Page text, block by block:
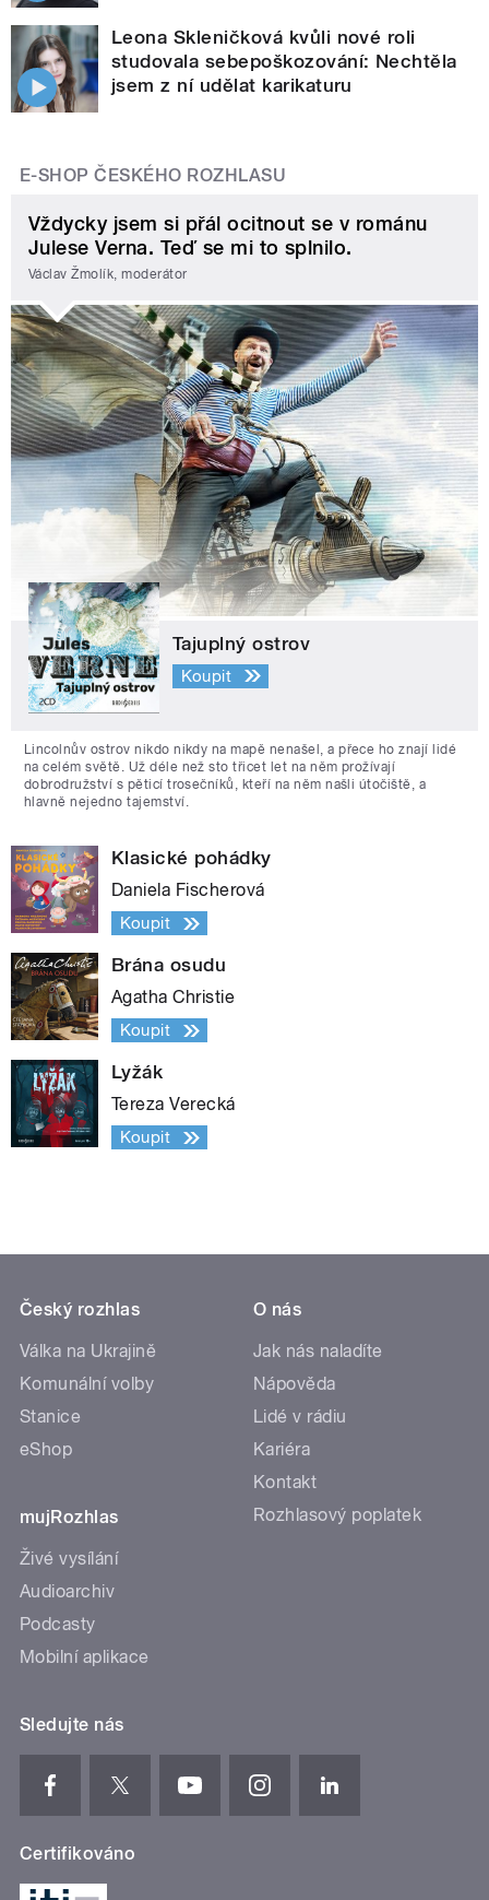
Leona Skleničková kvůli nové roli
studovala sebepoškozování: Nechtěla
jsem z ní udělat karikaturu
E-SHOP ČESKÉHO ROZHLASU
Vždycky jsem si přál ocitnout se v románu
Julese Verna. Teď se mi to splnilo.
Václav Žmolík, moderátor
Tajuplný ostrov
Koupit
Lincolnův ostrov nikdo nikdy na mapě nenašel, a přece ho znají lidé
na celém světě. Už déle než sto třicet let na něm prožívají
dobrodružství s pěticí trosečníků, kteří na něm našli útočiště, a
hlavně nejedno tajemství.
Klasické pohádky
Daniela Fischerová
Koupit
Brána osudu
Agatha Christie
Koupit
Lyžák
Tereza Verecká
Koupit
Český rozhlas
Válka na Ukrajině
Komunální volby
Stanice
eShop
mujRozhlas
Živé vysílání
Audioarchiv
Podcasty
Mobilní aplikace
O nás
Jak nás naladíte
Nápověda
Lidé v rádiu
Kariéra
Kontakt
Rozhlasový poplatek
Sledujte nás
Certifikováno